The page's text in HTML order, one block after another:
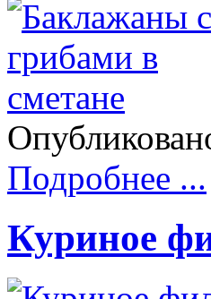
Подробнее ...
Куриное